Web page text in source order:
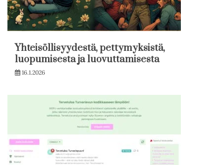
Yhteisöllisyydestä, pettymyksistä,
luopumisesta ja luovuttamisesta
16.1.2026